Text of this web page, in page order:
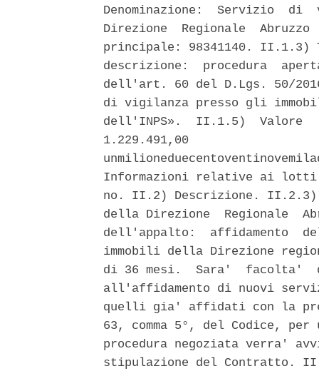
Denominazione:  Servizio
Direzione  Regionale
principale: 98341140.
descrizione:  procedura
dell'art. 60 del D.Lgs. 50/
di vigilanza presso gli
dell'INPS».  II.1.5)  Valore
1.229.491,00
Informazioni relative ai
no. II.2) Descrizione. II.2.3)
della Direzione  Regionale
dell'appalto:  affidamento
immobili della Direzione
di 36 mesi.  Sara'  facolta'
all'affidamento di nuovi
quelli gia' affidati con la
63, comma 5°, del Codice,
procedura negoziata verra'
stipulazione del Contratto.